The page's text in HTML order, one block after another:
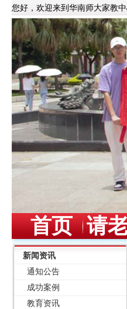
您好，欢迎来到华南师大家教中
首页 请
新闻资讯
通知公告
成功案例
教育资讯